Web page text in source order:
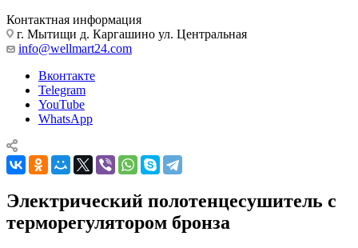
Контактная информация
г. Мытищи д. Каргашино ул. Центральная
info@wellmart24.com
Вконтакте
Telegram
YouTube
WhatsApp
Электрический полотенцесушитель с
терморегулятором бронза